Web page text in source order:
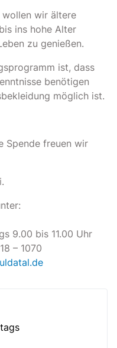
wir ältere
ins hohe Alter
zu genießen.
ist, dass
benötigen
möglich ist.
Spende freuen wir
9.00 bis 11.00 Uhr
– 1070